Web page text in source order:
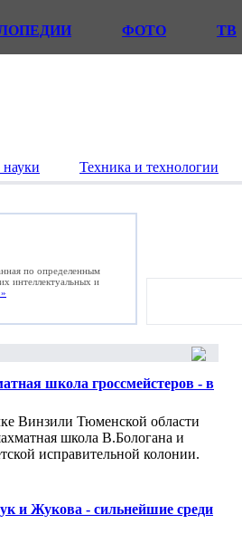
ФОТО ТВ
Техника и технологии
по определенным
интеллектуальных и
школа гроссмейстеров - в
Винзили Тюменской области
школа В.Бологана и
исправительной колонии.
и Жукова - сильнейшие среди